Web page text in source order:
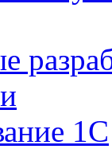
1С